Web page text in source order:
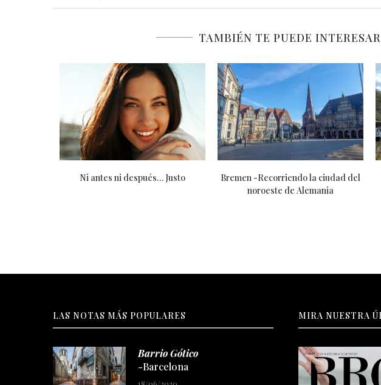
TAMBIÉN TE PUEDE INTERESAR
Hotel Marina Bay Sands -Singapur ¿Pensás o hacés?
-Barcelona
18/06/2020